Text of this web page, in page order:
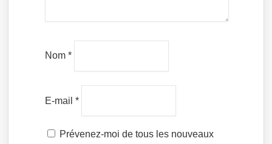
Nom*
E-mail*
Prévenez-moi de tous les nouveaux